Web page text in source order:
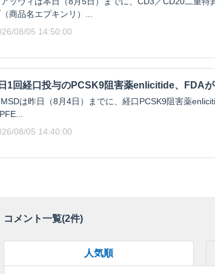
商品名エプキンリ）...
08/05 14:50:00
1回経口投与のPCSK9阻害薬enlicitide、FDA
は昨日（8月4日）までに、経口PCSK9阻害薬
08/05 14:40:00
コメント一覧(2件)
人気順